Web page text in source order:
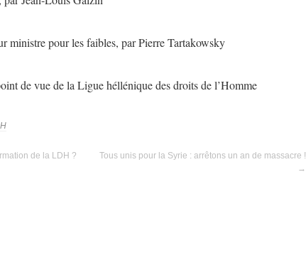
ministre pour les faibles, par Pierre Tartakowsky
de vue de la Ligue héllénique des droits de l’Homme
de la LDH ?
Tous unis pour la Syrie : arrêtons un an de massacre !
→